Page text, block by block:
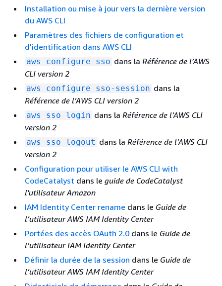
Installation ou mise à jour vers la dernière version
du AWS CLI
Paramètres des fichiers de configuration et
d'identification dans AWS CLI
aws configure sso dans la Référence de l’AWS
CLI version 2
aws configure sso-session dans la
Référence de l’AWS CLI version 2
aws sso login dans la Référence de l’AWS CLI
version 2
aws sso logout dans la Référence de l’AWS CLI
version 2
Configuration pour utiliser le AWS CLI with
CodeCatalyst dans le guide de CodeCatalyst
l'utilisateur Amazon
IAM Identity Center rename dans le Guide de
l’utilisateur AWS IAM Identity Center
Portées des accès OAuth 2.0 dans le Guide de
l’utilisateur IAM Identity Center
Définir la durée de la session dans le Guide de
l’utilisateur AWS IAM Identity Center